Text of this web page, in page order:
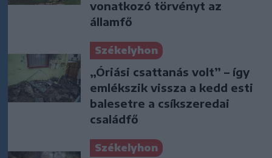
vonatkozó törvényt az
államfő
Székelyhon
„Óriási csattanás volt” – így
emlékszik vissza a kedd esti
balesetre a csíkszeredai
családfő
Székelyhon